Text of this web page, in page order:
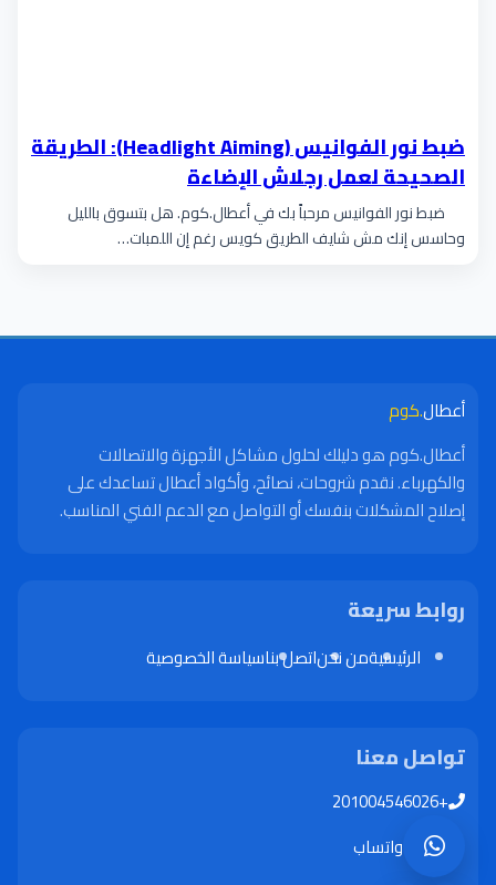
ضبط نور الفوانيس (Headlight Aiming): الطريقة
الصحيحة لعمل رجلاش الإضاءة
ضبط نور الفوانيس مرحباً بك في أعطال.كوم. هل بتسوق بالليل
وحاسس إنك مش شايف الطريق كويس رغم إن اللمبات…
أعطال.كوم
أعطال.كوم هو دليلك لحلول مشاكل الأجهزة والاتصالات
والكهرباء. نقدم شروحات، نصائح، وأكواد أعطال تساعدك على
إصلاح المشكلات بنفسك أو التواصل مع الدعم الفني المناسب.
روابط سريعة
الرئيسيةمن نحناتصل بناسياسة الخصوصية
تواصل معنا
+201004546026
واتساب